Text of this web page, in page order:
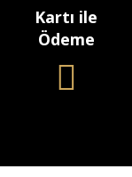
Kartı ile
Ödeme